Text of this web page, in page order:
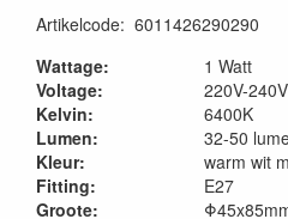
Artikelcode: 6011426290290
Wattage:
1 Watt
Voltage:
220V-240V
Kelvin:
Lumen:
6400K
32-50
Kleur:
warm wit
Fitting:
E27
Groote: